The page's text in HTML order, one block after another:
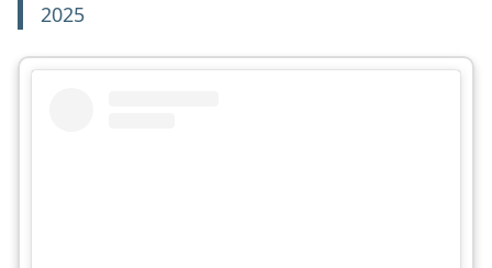
2025